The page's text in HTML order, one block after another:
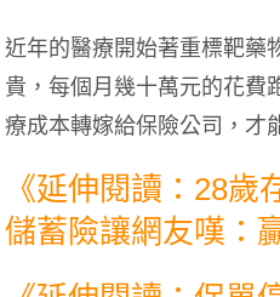
近年的醫療開始著重標靶藥
貴，每個月幾十萬元的花費
療成本轉嫁給保險公司，才
《延伸閱讀：28
儲蓄險讓網友嘆：